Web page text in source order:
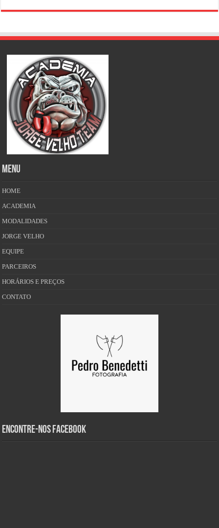
MENU
HOME
ACADEMIA
MODALIDADES
JORGE VELHO
EQUIPE
PARCEIROS
HORÁRIOS E PREÇOS
CONTATO
Encontre-nos Facebook